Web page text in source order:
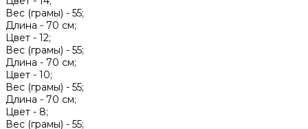
Вес (грамы) - 55;
Длина - 70 см;
Цвет - 12;
Вес (грамы) - 55;
Длина - 70 см;
Цвет - 10;
Вес (грамы) - 55;
Длина - 70 см;
Цвет - 8;
Вес (грамы) - 55;